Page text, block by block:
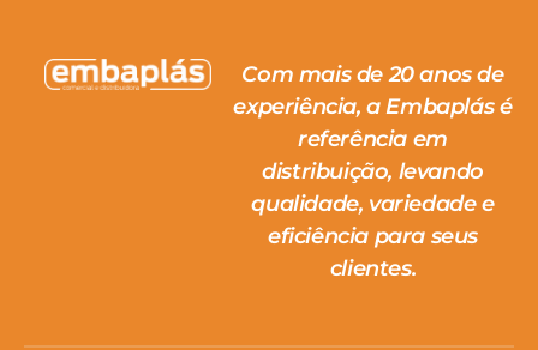
Com mais de 20 anos de
experiência, a Embaplás é
referência em
distribuição, levando
qualidade, variedade e
eficiência para seus
clientes.